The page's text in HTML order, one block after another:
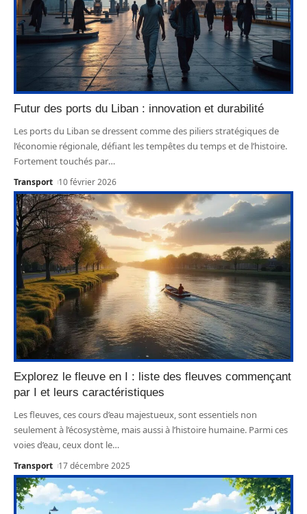
Futur des ports du Liban : innovation et durabilité
Les ports du Liban se dressent comme des piliers stratégiques de
l’économie régionale, défiant les tempêtes du temps et de l’histoire.
Fortement touchés par…
Transport 10 février 2026
Explorez le fleuve en I : liste des fleuves commençant
par I et leurs caractéristiques
Les fleuves, ces cours d’eau majestueux, sont essentiels non
seulement à l’écosystème, mais aussi à l’histoire humaine. Parmi ces
voies d’eau, ceux dont le…
Transport 17 décembre 2025